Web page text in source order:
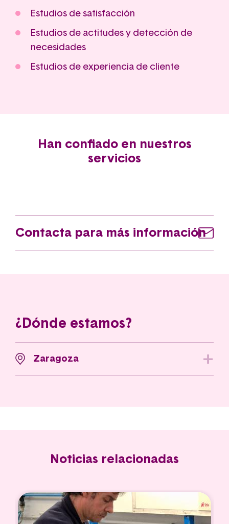
Estudios de satisfacción
Estudios de actitudes y detección de
necesidades
Estudios de experiencia de cliente
Han confiado en nuestros
servicios
Contacta para más información
¿Dónde estamos?
Zaragoza
Noticias relacionadas